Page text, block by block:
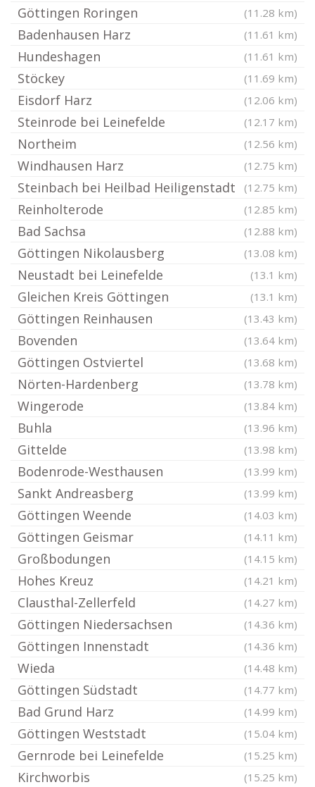
Göttingen Roringen (11.28 km)
Badenhausen Harz (11.61 km)
Hundeshagen (11.61 km)
Stöckey (11.69 km)
Eisdorf Harz (12.06 km)
Steinrode bei Leinefelde (12.17 km)
Northeim (12.56 km)
Windhausen Harz (12.75 km)
Steinbach bei Heilbad Heiligenstadt (12.75 km)
Reinholterode (12.85 km)
Bad Sachsa (12.88 km)
Göttingen Nikolausberg (13.08 km)
Neustadt bei Leinefelde (13.1 km)
Gleichen Kreis Göttingen (13.1 km)
Göttingen Reinhausen (13.43 km)
Bovenden (13.64 km)
Göttingen Ostviertel (13.68 km)
Nörten-Hardenberg (13.78 km)
Wingerode (13.84 km)
Buhla (13.96 km)
Gittelde (13.98 km)
Bodenrode-Westhausen (13.99 km)
Sankt Andreasberg (13.99 km)
Göttingen Weende (14.03 km)
Göttingen Geismar (14.11 km)
Großbodungen (14.15 km)
Hohes Kreuz (14.21 km)
Clausthal-Zellerfeld (14.27 km)
Göttingen Niedersachsen (14.36 km)
Göttingen Innenstadt (14.36 km)
Wieda (14.48 km)
Göttingen Südstadt (14.77 km)
Bad Grund Harz (14.99 km)
Göttingen Weststadt (15.04 km)
Gernrode bei Leinefelde (15.25 km)
Kirchworbis (15.25 km)